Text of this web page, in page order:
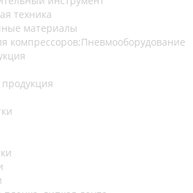
техника
материалы
компрессоров;Пневмооборудование